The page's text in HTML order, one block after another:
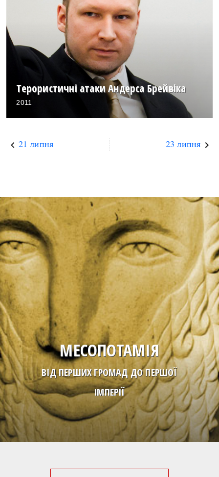
Терористичні атаки Андерса Брейвіка
2011
keyboard_arrow_left 21 липня 23 липня keyboard_arrow_right
МЕСОПОТАМІЯ
ВІД ПЕРШИХ ГРОМАД ДО ПЕРШОЇ
ІМПЕРІЇ